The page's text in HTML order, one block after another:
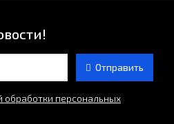
Отправить
обработки персональных